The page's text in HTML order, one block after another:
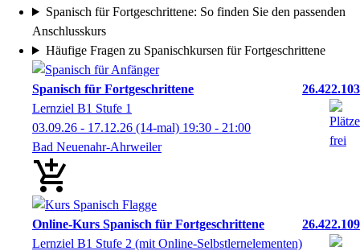
Spanisch für Fortgeschrittene: So finden Sie den passenden
Anschlusskurs
Häufige Fragen zu Spanischkursen für Fortgeschrittene
Spanisch für Fortgeschrittene
26.422.103
Lernziel B1 Stufe 1
03.09.26 - 17.12.26 (14-mal) 19:30 - 21:00
Bad Neuenahr-Ahrweiler
Online-Kurs Spanisch für Fortgeschrittene
26.422.109
Lernziel B1 Stufe 2 (mit Online‑Selbstlernelementen)